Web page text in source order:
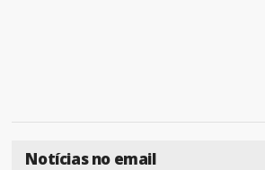
Notícias no email